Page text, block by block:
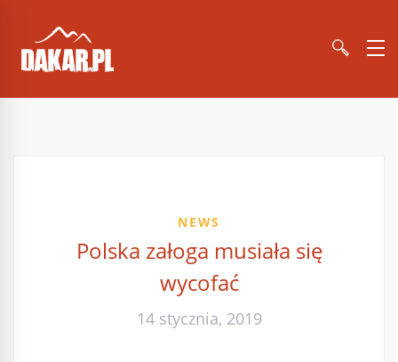
NEWS
Polska załoga musiała się
wycofać
14 stycznia, 2019